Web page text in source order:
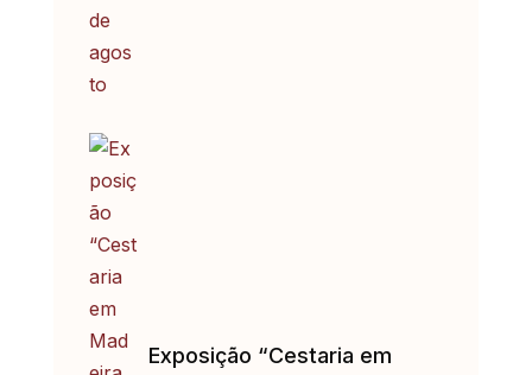
Exposição “Cestaria em